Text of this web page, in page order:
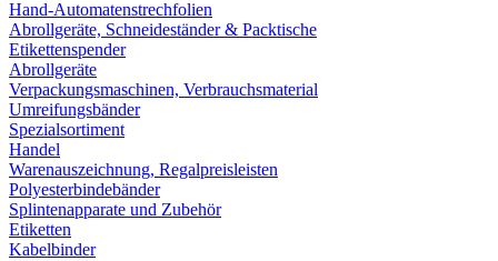
Hand-Automatenstrechfolien
Abrollgeräte, Schneideständer & Packtische
Etikettenspender
Abrollgeräte
Verpackungsmaschinen, Verbrauchsmaterial
Umreifungsbänder
Spezialsortiment
Handel
Warenauszeichnung, Regalpreisleisten
Polyesterbindebänder
Splintenapparate und Zubehör
Etiketten
Kabelbinder